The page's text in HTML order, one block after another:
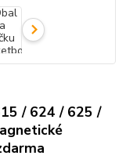
/ 624 / 625 /